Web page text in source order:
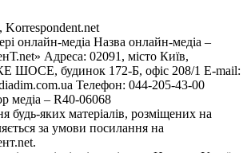
онлайн-медіа Назва онлайн-медіа –
Адреса: 02091, місто Київ,
ШОСЕ, будинок 172-Б, офіс 208/1 E-mail:
Телефон: 044-205-43-00
медіа – R40-06068
будь-яких матеріалів, розміщених на
за умови посилання на